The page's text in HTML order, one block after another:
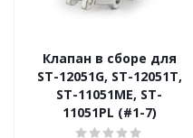
Клапан в сборе для
ST-12051G, ST-12051T,
ST-11051ME, ST-
11051PL (#1-7)